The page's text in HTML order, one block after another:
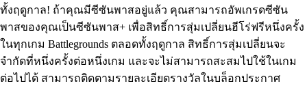
ทั้งฤดูกาล! ถ้าคุณมีซีซันพาสอยู่แล้ว คุณสามารถอัพเกรดซีซัน
พาสของคุณเป็นซีซันพาส+ เพื่อสิทธิ์การสุ่มเปลี่ยนฮีโร่ฟรีหนึ่งครั้ง
ในทุกเกม Battlegrounds ตลอดทั้งฤดูกาล สิทธิ์การสุ่มเปลี่ยนจะ
จำกัดที่หนึ่งครั้งต่อหนึ่งเกม และจะไม่สามารถสะสมไปใช้ในเกม
ต่อไปได้ สามารถติดตามรายละเอียดรางวัลในบล็อกประกาศ